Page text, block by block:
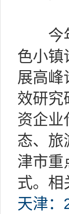
今年
色小镇
展高峰
效研究
资企业
态、旅
津市重
式。相
天津：